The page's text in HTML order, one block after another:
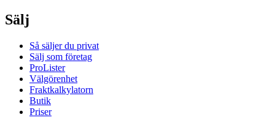
Sälj
Så säljer du privat
Sälj som företag
ProLister
Välgörenhet
Fraktkalkylatorn
Butik
Priser